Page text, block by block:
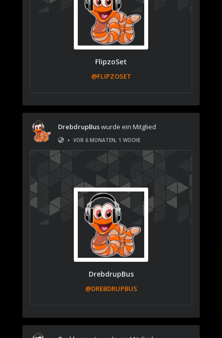
FlipzoSet
@FLIPZOSET
DrebdrupBuswurde ein Mitglied
• VOR 6 MONATEN, 1 WOCHE
DrebdrupBus
@DREBDRUPBUS